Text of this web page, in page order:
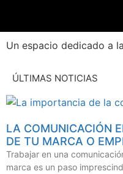
Un espacio dedicado a
ÚLTIMAS NOTICIAS
LA COMUNICACIÓN
DE TU MARCA O
Trabajar en una
marca es un paso